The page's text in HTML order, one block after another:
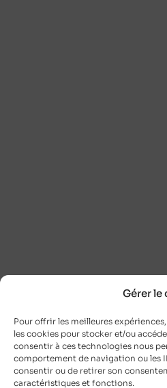
Gérer
Pour offrir les meilleures
les cookies pour stocker et/ou
consentir à ces technologies nous
comportement de navigation ou les
consentir ou de retirer son
caractéristiques et fonctions.